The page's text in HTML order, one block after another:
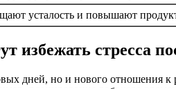
усталость и повышают
стресса
дней, но и нового